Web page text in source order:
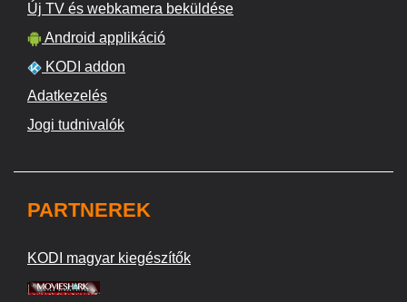
Új TV és webkamera beküldése
Android applikáció
KODI addon
Adatkezelés
Jogi tudnivalók
PARTNEREK
KODI magyar kiegészítők